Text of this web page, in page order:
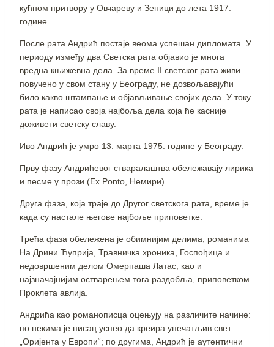
кућном притвору у Овчареву и Зеници до лета 1917.
године.
После рата Андрић постаје веома успешан дипломата. У
периоду између два Светска рата објавио је многа
вредна књижевна дела. За време II светског рата живи
повучено у свом стану у Београду, не дозвољавајући
било какво штампање и објављивање својих дела. У току
рата је написао своја најбоља дела која ће касније
доживети светску славу.
Иво Андрић је умро 13. марта 1975. године у Београду.
Прву фазу Андрићевог стваралаштва обележавају лирика
и песме у прози (Еx Ponto, Немири).
Друга фаза, која траје до Другог светскога рата, време је
када су настале његове најбоље приповетке.
Трећа фаза обележена је обимнијим делима, романима
На Дрини Ћуприја, Травничка хроника, Госпођица и
недовршеним делом Омерпаша Латас, као и
најзначајнијим остварењем тога раздобља, приповетком
Проклета авлија.
Андрића као романописца оцењују на различите начине:
по некима је писац успео да креира упечатљив свет
„Оријента у Европи“; по другима, Андрић је аутентични